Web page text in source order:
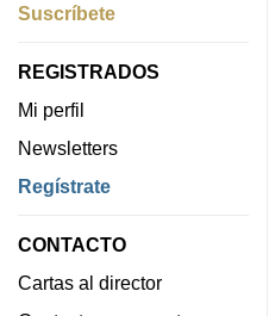
Suscríbete
REGISTRADOS
Mi perfil
Newsletters
Regístrate
CONTACTO
Cartas al director